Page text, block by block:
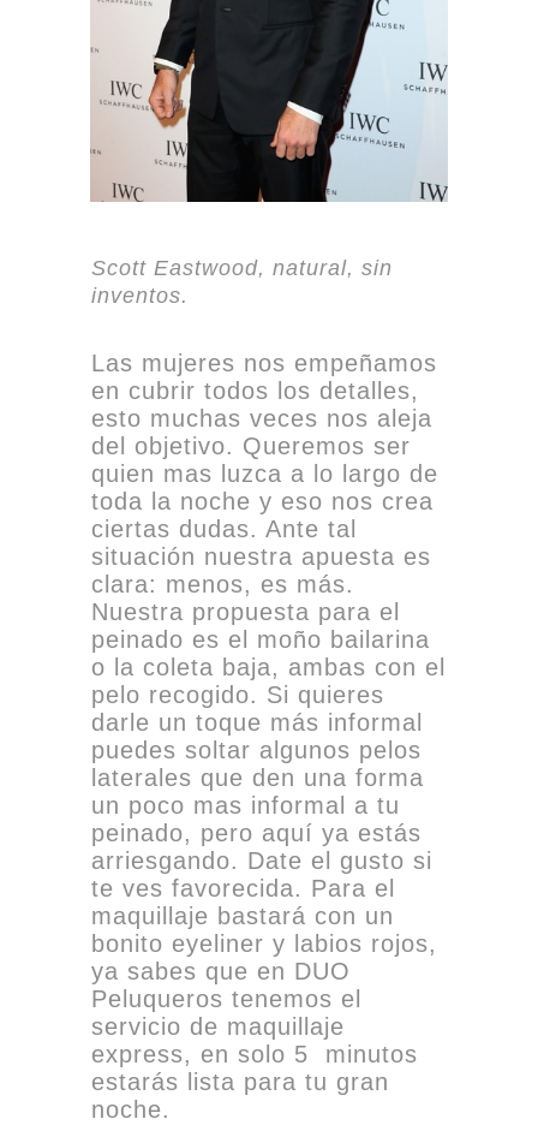
Scott Eastwood, natural, sin
inventos.
Las mujeres nos empeñamos
en cubrir todos los detalles,
esto muchas veces nos aleja
del objetivo. Queremos ser
quien mas luzca a lo largo de
toda la noche y eso nos crea
ciertas dudas. Ante tal
situación nuestra apuesta es
clara: menos, es más.
Nuestra propuesta para el
peinado es el moño bailarina
o la coleta baja, ambas con el
pelo recogido. Si quieres
darle un toque más informal
puedes soltar algunos pelos
laterales que den una forma
un poco mas informal a tu
peinado, pero aquí ya estás
arriesgando. Date el gusto si
te ves favorecida. Para el
maquillaje bastará con un
bonito eyeliner y labios rojos,
ya sabes que en DUO
Peluqueros tenemos el
servicio de maquillaje
express, en solo 5 minutos
estarás lista para tu gran
noche.